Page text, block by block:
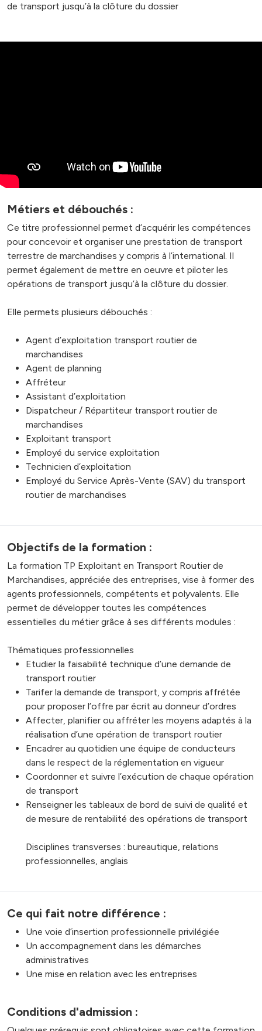
de transport jusqu’à la clôture du dossier
Métiers et débouchés :
Ce titre professionnel permet d’acquérir les compétences
pour concevoir et organiser une prestation de transport
terrestre de marchandises y compris à l’international. Il
permet également de mettre en oeuvre et piloter les
opérations de transport jusqu’à la clôture du dossier.
Elle permets plusieurs débouchés :
Agent d’exploitation transport routier de
marchandises
Agent de planning
Affréteur
Assistant d’exploitation
Dispatcheur / Répartiteur transport routier de
marchandises
Exploitant transport
Employé du service exploitation
Technicien d’exploitation
Employé du Service Après-Vente (SAV) du transport
routier de marchandises
Objectifs de la formation :
La formation TP Exploitant en Transport Routier de
Marchandises, appréciée des entreprises, vise à former des
agents professionnels, compétents et polyvalents. Elle
permet de développer toutes les compétences
essentielles du métier grâce à ses différents modules :
Thématiques professionnelles
Etudier la faisabilité technique d’une demande de
transport routier
Tarifer la demande de transport, y compris affrétée
pour proposer l’offre par écrit au donneur d’ordres
Affecter, planifier ou affréter les moyens adaptés à la
réalisation d’une opération de transport routier
Encadrer au quotidien une équipe de conducteurs
dans le respect de la réglementation en vigueur
Coordonner et suivre l’exécution de chaque opération
de transport
Renseigner les tableaux de bord de suivi de qualité et
de mesure de rentabilité des opérations de transport
Disciplines transverses : bureautique, relations
professionnelles, anglais
Ce qui fait notre différence :
Une voie d’insertion professionnelle privilégiée
Un accompagnement dans les démarches
administratives
Une mise en relation avec les entreprises
Conditions d'admission :